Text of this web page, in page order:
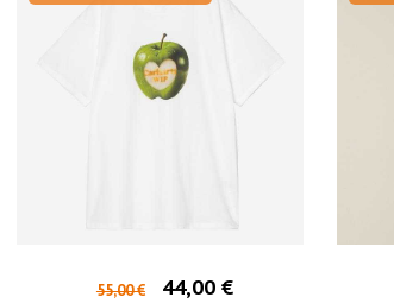
55,00 €
44,00 €